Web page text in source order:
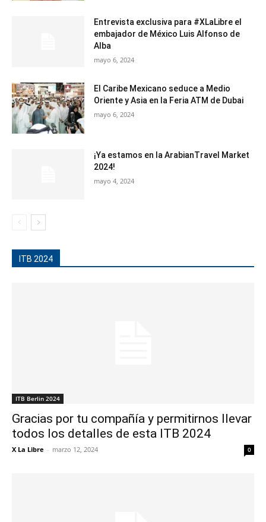
Entrevista exclusiva para #XLaLibre el
embajador de México Luis Alfonso de
Alba
mayo 6, 2024
El Caribe Mexicano seduce a Medio
Oriente y Asia en la Feria ATM de Dubai
mayo 6, 2024
¡Ya estamos en la ArabianTravel Market
2024!
mayo 4, 2024
ITB 2024
ITB Berlin 2024
Gracias por tu compañía y permitirnos llevar
todos los detalles de esta ITB 2024
X La Libre - marzo 12, 2024 0